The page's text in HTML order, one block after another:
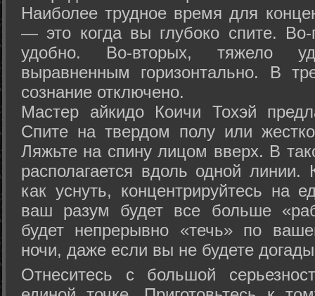
Наиболее трудное время для
— это когда вы глубоко спите.
удобно. Во-вторых, тяжело
выравненным горизонтально. В
сознание отключено.
Мастер айкидо Коичи Тохэй
Спите на твердом полу или
Ляжьте на спину лицом вверх. В
располагается вдоль одной
как уснуть, концентрируйтесь на
ваш разум будет все больше
будет непрерывно «течь» по
ночи, даже если вы не будете
Отнеситесь с большой